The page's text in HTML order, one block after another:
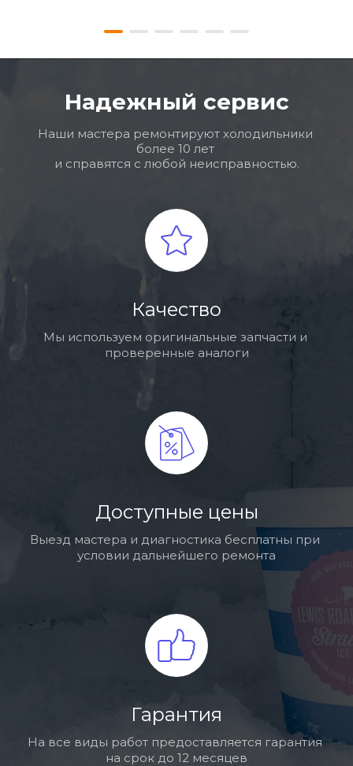
Надежный сервис
Наши мастера ремонтируют холодильники
более 10 лет
и справятся с любой неисправностью.
Качество
Мы используем оригинальные запчасти и
проверенные аналоги
Доступные цены
Выезд мастера и диагностика бесплатны при
условии дальнейшего ремонта
Гарантия
На все виды работ предоставляется гарантия
на срок до 12 месяцев